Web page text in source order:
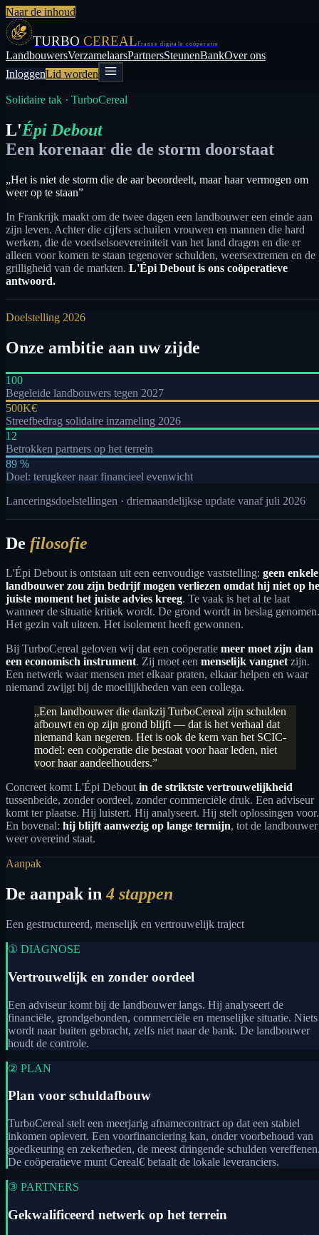
Naar de inhoud
TURBO CEREALFranse digitale coöperatie
LandbouwersVerzamelaarsPartnersSteunenBankOver ons
InloggenLid worden
Solidaire tak · TurboCereal
L'Épi Debout
Een korenaar die de storm doorstaat
„Het is niet de storm die de aar beoordeelt, maar haar vermogen om
weer op te staan”
In Frankrijk maakt om de twee dagen een landbouwer een einde aan
zijn leven. Achter die cijfers schuilen vrouwen en mannen die hard
werken, die de voedselsoevereiniteit van het land dragen en die er
alleen voor komen te staan tegenover schulden, weersextremen en de
grilligheid van de markten. L'Épi Debout is ons coöperatieve
antwoord.
Doelstelling 2026
Onze ambitie aan uw zijde
100
Begeleide landbouwers tegen 2027
500K€
Streefbedrag solidaire inzameling 2026
12
Betrokken partners op het terrein
89 %
Doel: terugkeer naar financieel evenwicht
Lanceringsdoelstellingen · driemaandelijkse update vanaf juli 2026
De filosofie
L'Épi Debout is ontstaan uit een eenvoudige vaststelling: geen enkele
landbouwer zou zijn bedrijf mogen verliezen omdat hij niet op
juiste moment het juiste advies kreeg. Te vaak is het al te laat
wanneer de situatie kritiek wordt. De grond wordt in beslag genomen.
Het gezin valt uiteen. Het isolement heeft gewonnen.
Bij TurboCereal geloven wij dat een coöperatie meer moet zijn dan
een economisch instrument. Zij moet een menselijk vangnetzijn.
Een netwerk waar mensen met elkaar praten, elkaar helpen en waar
niemand zwijgt bij de moeilijkheden van een collega.
„Een landbouwer die dankzij TurboCereal zijn schulden
afbouwt en op zijn grond blijft — dat is het verhaal dat
niemand kan negeren. Het is ook de kern van het SCIC-
model: een coöperatie die bestaat voor haar leden, niet
voor haar aandeelhouders.”
Concreet komt L'Épi Deboutin de striktste vertrouwelijkheid
tussenbeide, zonder oordeel, zonder commerciële druk. Een adviseur
komt ter plaatse. Hij luistert. Hij analyseert. Hij stelt oplossingen voor.
En bovenal: hij blijft aanwezig op lange termijn, tot de landbouwer
weer overeind staat.
Aanpak
De aanpak in4 stappen
Een gestructureerd, menselijk en vertrouwelijk traject
① DIAGNOSE
Vertrouwelijk en zonder oordeel
Een adviseur komt bij de landbouwer langs. Hij analyseert de
financiële, grondgebonden, commerciële en menselijke situatie. Niets
wordt naar buiten gebracht, zelfs niet naar de bank. De landbouwer
houdt de controle.
② PLAN
Plan voor schuldafbouw
TurboCereal stelt een meerjarig afnamecontract op dat een stabiel
inkomen oplevert. Een voorfinanciering kan, onder voorbehoud van
goedkeuring en zekerheden, de meest dringende schulden
De coöperatieve munt Cereal€ betaalt de lokale leveranciers.
③ PARTNERS
Gekwalificeerd netwerk op het terrein